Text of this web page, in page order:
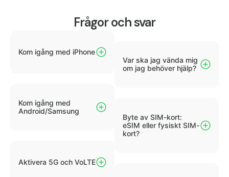
Frågor och svar
Kom igång med iPhone
Kom igång med
Android/Samsung
Aktivera 5G och VoLTE
Var ska jag vända mig
om jag behöver hjälp?
Byte av SIM-kort:
eSIM eller fysiskt SIM-
kort?